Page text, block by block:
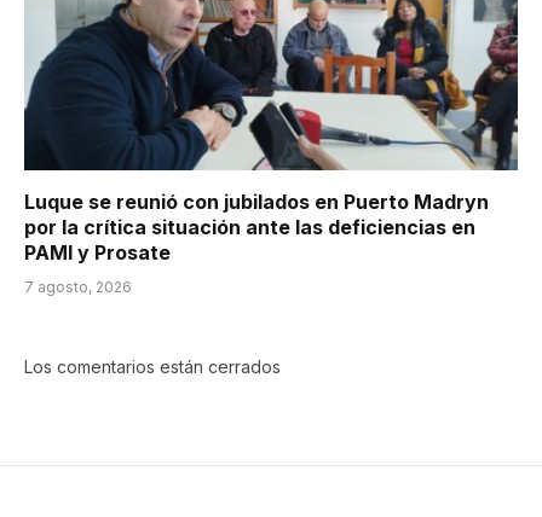
Luque se reunió con jubilados en Puerto Madryn
por la crítica situación ante las deficiencias en
PAMI y Prosate
7 agosto, 2026
Los comentarios están cerrados